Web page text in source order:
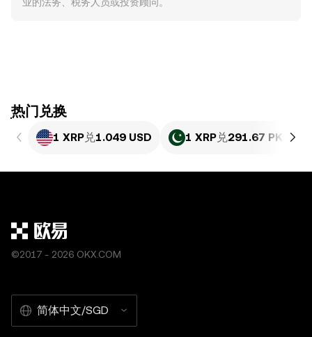
ִִִִִִִִִִִִִִִִִִִִִִִִִִִִִִִִִִִִִִִִִִִִִִִִ热门兑换
1 XRP兑1.049 USD 1 XRP兑291.67 PKR
©2017 - 2026 OKX.COM
简体中文/SGD